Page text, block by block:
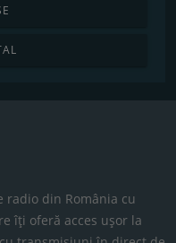
radio din România cu
îți oferă acces ușor la